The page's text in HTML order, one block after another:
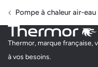
Pompe à chaleur air-eau
Thermor, marque française,
à vos besoins.